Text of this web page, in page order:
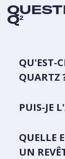
Q²
QU'EST-
QUARTZ
PUIS-JE
QUELLE
UN